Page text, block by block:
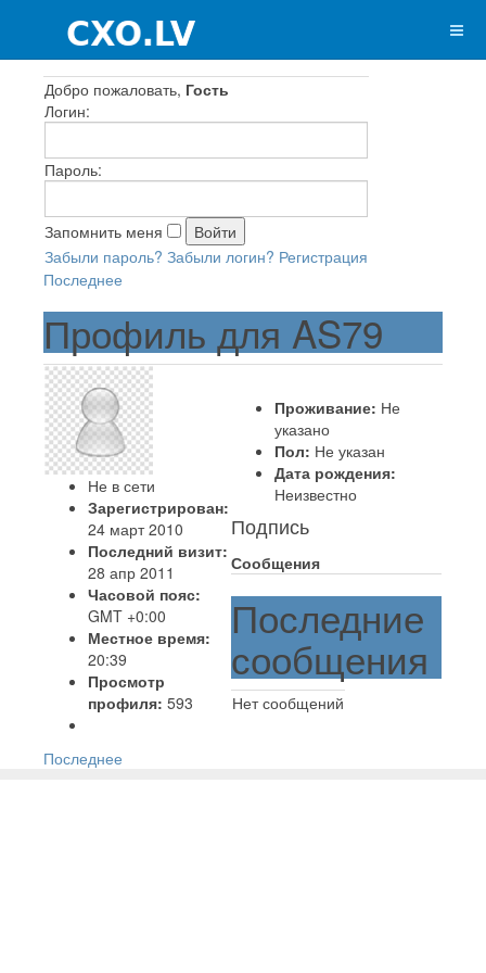
Добро пожаловать, Гость
Логин:
Пароль:
Запомнить меня
Забыли пароль? Забыли логин? Регистрация
Последнее
Профиль для AS79
Не в сети
Зарегистрирован:
24 март 2010
Последний визит:
28 апр 2011
Часовой пояс:
GMT +0:00
Местное время:
20:39
Просмотр
профиля: 593
Проживание: Не
указано
Пол: Не указан
Дата рождения:
Неизвестно
Подпись
Сообщения
Последние
сообщения
Нет сообщений
Последнее